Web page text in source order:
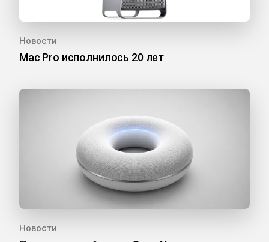
Новости
Mac Pro исполнилось 20 лет
Новости